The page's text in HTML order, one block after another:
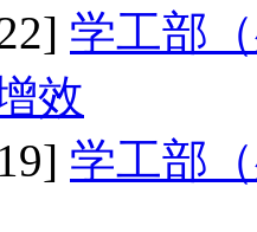
学工部
效
学工部